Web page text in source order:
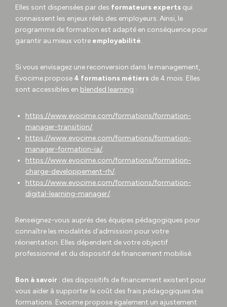
Elles sont dispensées par des formateurs experts qui
connaissent les enjeux réels des employeurs. Ainsi, le
programme de formation est adapté en conséquence pour
garantir au mieux votre employabilité.
Si vous envisagez une reconversion dans le management,
Evocime propose 4 formations métiers de 4 mois. Elles
sont accessibles en blended learning :
https://www.evocime.com/formations/formation-
manager-transition/.
https://www.evocime.com/formations/formation-
manager-formation-ia/.
https://www.evocime.com/formations/formation-
charge-developpement-rh/.
https://www.evocime.com/formations/formation-
digital-learning-manager/.
Renseignez-vous auprès des équipes pédagogiques pour
connaître les modalités d’admission pour votre
réorientation. Elles dépendent de votre objectif
professionnel et du dispositif de financement mobilisé.
Bon à savoir : des dispositifs de financement existent pour
vous aider à supporter le coût des frais pédagogiques des
formations. Evocime propose également un ajustement